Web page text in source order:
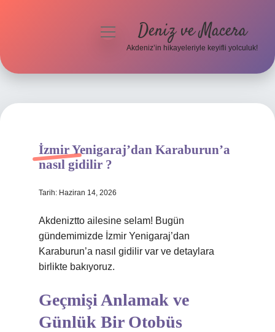
Hakkımızda
menüyü Deniz ve Macera
Akdeniz’in hikayeleriyle keyifli yolculuk!
İzmir Yenigaraj’dan Karaburun’a
nasıl gidilir ?
Tarih: Haziran 14, 2026
Akdeniztto ailesine selam! Bugün
gündemimizde İzmir Yenigaraj’dan
Karaburun’a nasıl gidilir var ve detaylara
birlikte bakıyoruz.
Geçmişi Anlamak ve
Günlük Bir Otobüs